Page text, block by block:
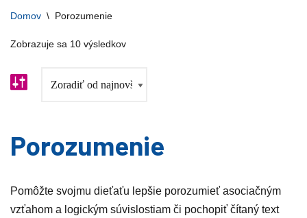
Domov \ Porozumenie
Zobrazuje sa 10 výsledkov
Porozumenie
Pomôžte svojmu dieťaťu lepšie porozumieť asociačným
vzťahom a logickým súvislostiam či pochopiť čítaný text